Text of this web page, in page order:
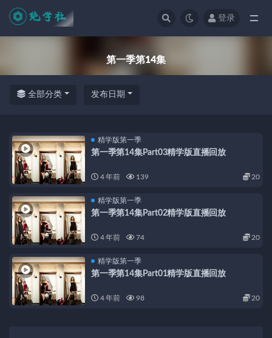
登录
第一季第14集
全部分类 发布日期
精学版第一季
第一季第14集Part03精学版直播回放
4 年前 139 20
精学版第一季
第一季第14集Part02精学版直播回放
4 年前 74 20
精学版第一季
第一季第14集Part01精学版直播回放
4 年前 98 20